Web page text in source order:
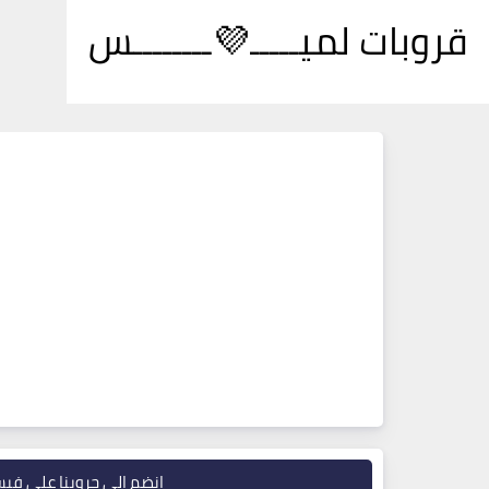
قروبات لميـــــ💜ــــــــس
انضم إلى جروبنا على